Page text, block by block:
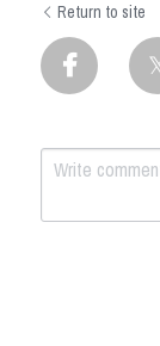
Return to site